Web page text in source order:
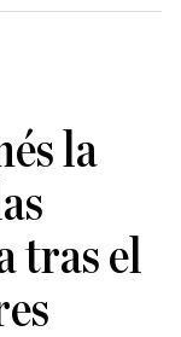
la
tras el